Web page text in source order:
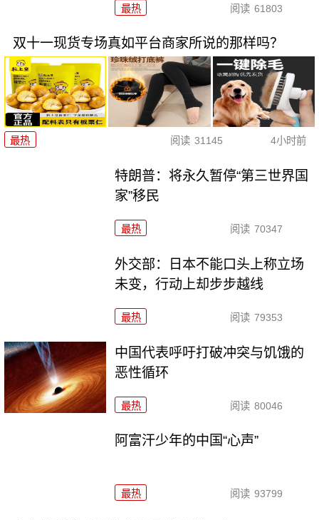
最热 阅读 61803
双十一现货专场真如平台商家所说的那样吗？
最热 阅读 31145 4小时前
特朗普：将永久暂停“第三世界国
家”移民
最热 阅读 70347
外交部：日本不能口头上称立场
未变，行动上却步步越线
最热 阅读 79353
中国代表呼吁打破冲突与饥饿的
恶性循环
最热 阅读 80046
阿富汗少年的中国“心声”
最热 阅读 93799